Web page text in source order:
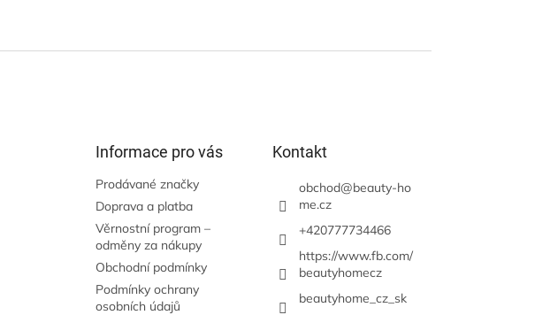
Informace pro vás
Prodávané značky
Doprava a platba
Věrnostní program –
odměny za nákupy
Obchodní podmínky
Podmínky ochrany
osobních údajů
Kontakt
obchod@beauty-ho
me.cz
+420777734466
https://www.fb.com/
beautyhomecz
beautyhome_cz_sk